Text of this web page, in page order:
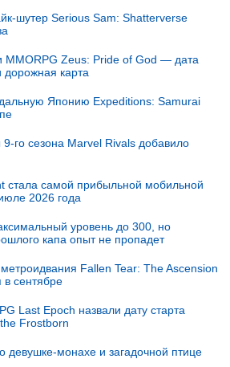
шутер Serious Sam: Shatterverse
MMORPG Zeus: Pride of God — дата
дорожная карта
Японию Expeditions: Samurai
го сезона Marvel Rivals добавило
стала самой прибыльной мобильной
2026 года
уровень до 300, но
капа опыт не пропадет
Fallen Tear: The Ascension
в сентябре
Last Epoch назвали дату старта
Frostborn
монахе и загадочной птице